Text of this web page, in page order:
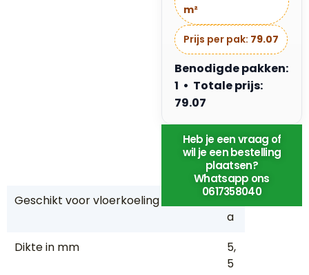
e
n
&
El
e
ri
s
c
h
Geschikt voor vloerkoeling
J
a
Dikte in mm
5,
5
m²
Prijs per pak: 79.07
Benodigde pakken:
1 • Totale prijs:
79.07
Heb je een vraag of
wil je een bestelling
plaatsen?
Whatsapp ons
0617358040